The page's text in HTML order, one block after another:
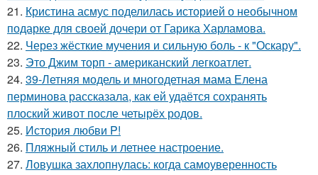
21. Кристина асмус поделилась историей о необычном
подарке для своей дочери от Гарика Харламова.
22. Через жёсткие мучения и сильную боль - к "Оскару".
23. Это Джим торп - американский легкоатлет.
24. 39-Летняя модель и многодетная мама Елена
перминова рассказала, как ей удаётся сохранять
плоский живот после четырёх родов.
25. История любви P!
26. Пляжный стиль и летнее настроение.
27. Ловушка захлопнулась: когда самоуверенность